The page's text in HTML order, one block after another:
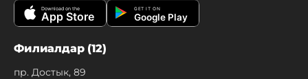
Download on the
App Store
GET IT ON
Google Play
Филиалдар (12)
пр. Достык, 89